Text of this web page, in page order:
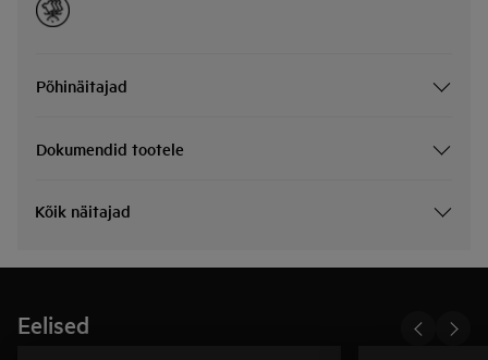
Põhinäitajad
Dokumendid tootele
Kõik näitajad
Eelised